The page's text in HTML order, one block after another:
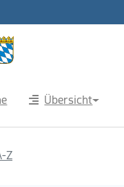
Übersicht
Z